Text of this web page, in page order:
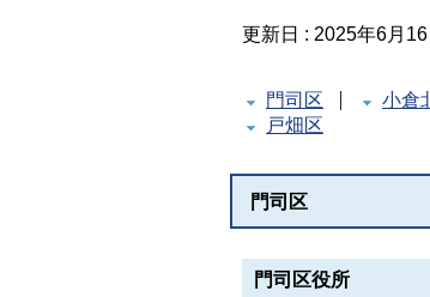
更新日 : 2025年6月16
門司区 小倉
戸畑区
門司区
門司区役所